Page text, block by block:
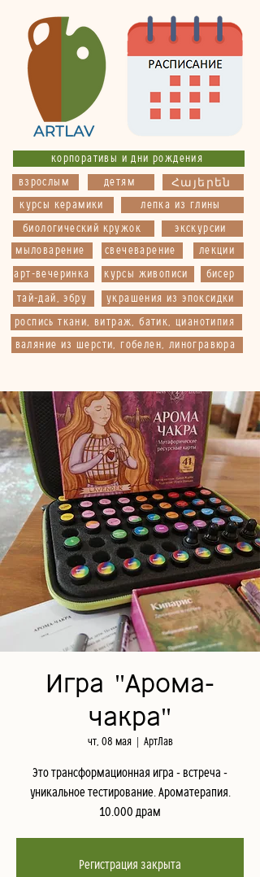
корпоративы и дни рождения
детям
взрослым Հայերեն
украшения из эпоксидки
мыловарение свечеварение
арт-вечеринка бисер
тай-дай, эбру
экскурсии
лепка из глины
роспись ткани, витраж, батик, цианотипия
курсы живописи
лекции
биологический кружок
курсы керамики
валяние из шерсти, гобелен, линогравюра
Игра "Арома-
чакра"
чт, 08 мая
  |
АртЛав
Это трансформационная игра - встреча -
уникальное тестирование. Ароматерапия.
10.000 драм
Регистрация закрыта